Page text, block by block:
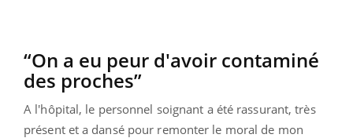
“On a eu peur d'avoir contaminé
des proches”
A l'hôpital, le personnel soignant a été rassurant, très
présent et a dansé pour remonter le moral de mon